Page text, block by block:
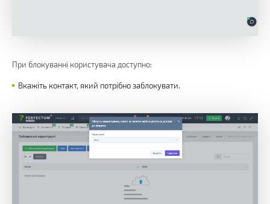
При блокуванні користувача доступно:
Вкажіть контакт, який потрібно заблокувати.